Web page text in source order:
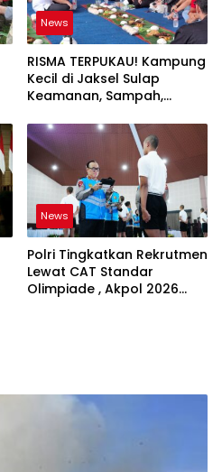
News
RISMA TERPUKAU! Kampung
Kecil di Jaksel Sulap
Keamanan, Sampah,
Jadi Satu Sistem
News
Polri Tingkatkan Rekrutmen
Lewat CAT Standar
Olimpiade , Akpol 2026